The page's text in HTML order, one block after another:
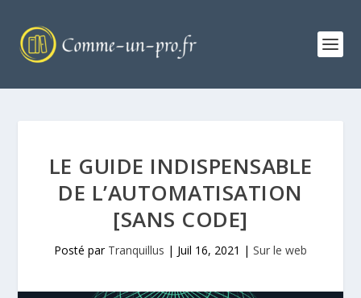
LE GUIDE INDISPENSABLE
DE L’AUTOMATISATION
[SANS CODE]
Posté par Tranquillus | Juil 16, 2021 | Sur le web